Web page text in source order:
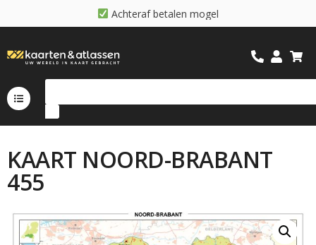
Achteraf betalen mogel
KAART NOORD-BRABANT
455